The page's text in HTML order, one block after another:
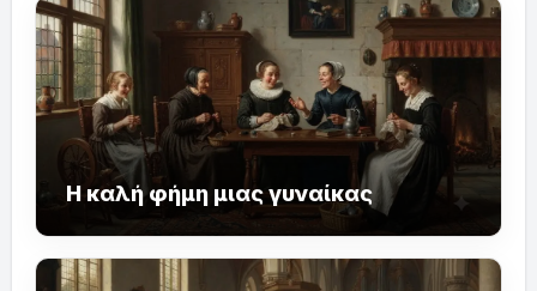
Η καλή φήμη μιας γυναίκας